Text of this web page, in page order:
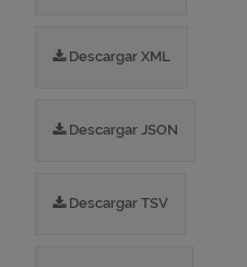
Descargar XML
Descargar JSON
Descargar TSV